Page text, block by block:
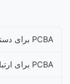
PCBA برای دستگاه های پزشکی
PCBA برای ارتباطات